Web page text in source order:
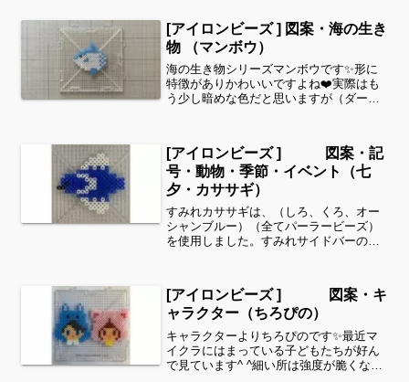
見ることができます！お時間がありまし
たら、他の図案もぜひ覗い...
[アイロンビーズ ] 図案・海の生き
物 （マンボウ）
海の生き物シリーズマンボウです✨形に
特徴がありかわいいですよね❤️実際はも
う少し暗めな色だと思いますが（ダーク
（8.5㎝×8.5㎝）以内のもの。細い所は強
度が脆く...
[アイロンビーズ ] 図案・記
号・動物・季節・イベント（七
夕・カササギ）
すみれカササギは、（しろ、くろ、オー
シャンブルー）（全てパーラービーズ）
を使用しました。すみれサイドバーのカ
ありましたら、他の図案もぜひ覗いてみ
てください^ ^細い所は...
[アイロンビーズ ] 図案・キ
ャラクター（ちろぴの）
キャラクターよりちろぴのです✨最近マ
イクラにはまっている子どもたちが好ん
で見ています^ ^細い所は強度が脆くなり